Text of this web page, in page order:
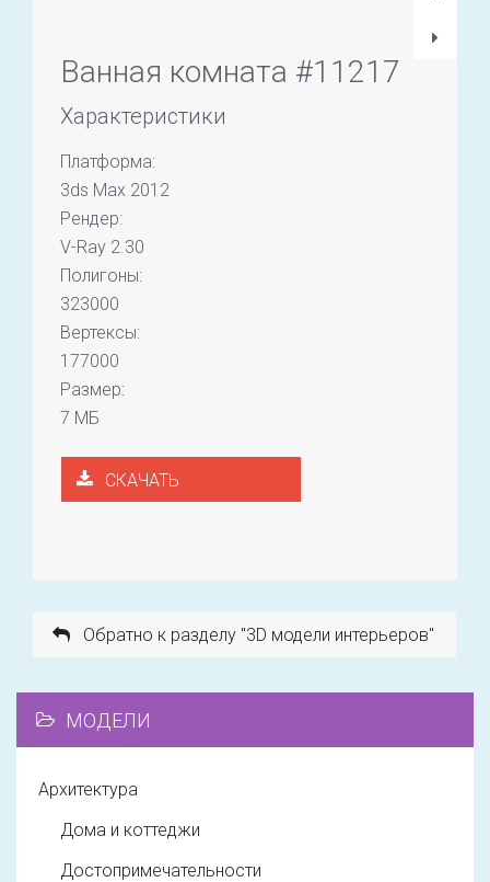
Ванная комната #11217
Характеристики
Платформа:
3ds Max 2012
Рендер:
V-Ray 2.30
Полигоны:
323000
Вертексы:
177000
Размер:
7 МБ
СКАЧАТЬ
Обратно к разделу "3D модели интерьеров"
МОДЕЛИ
Архитектура
Дома и коттеджи
Достопримечательности